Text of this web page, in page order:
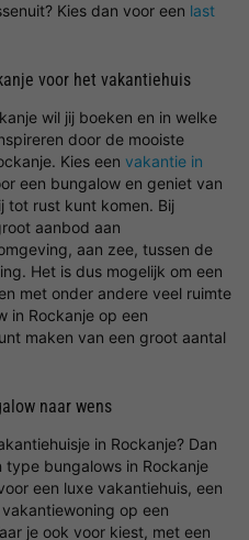
Kies dan voor een last
voor het vakantiehuis
wil jij boeken en in welke
door de mooiste
Kies een vakantie in
een bungalow en geniet van
tot rust kunt komen. Bij
aanbod aan
aan zee, tussen de
Het is dus mogelijk om een
met onder andere veel ruimte
in Rockanje op een
maken van een groot aantal
naar wens
in Rockanje? Dan
type bungalows in Rockanje
een luxe vakantiehuis, een
op een
je ook voor kiest, met een